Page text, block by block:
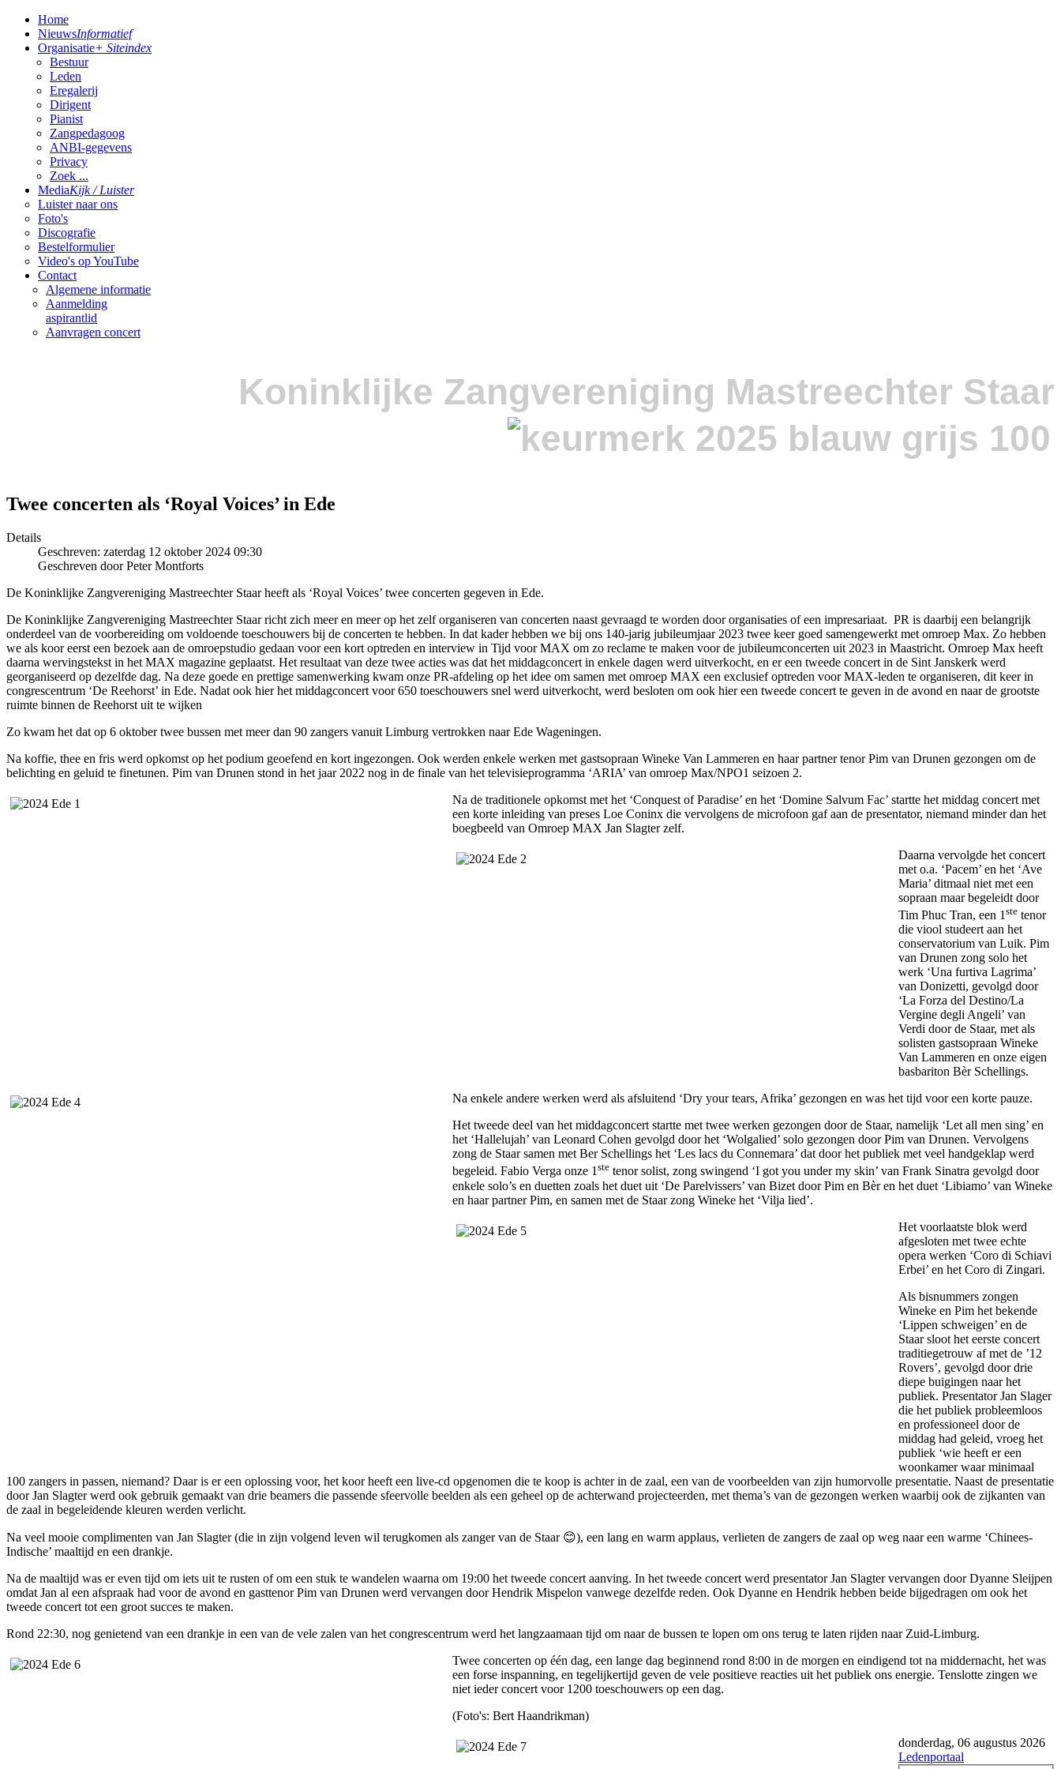
Home
NieuwsInformatief
Organisatie+ Siteindex
Bestuur
Leden
Eregalerij
Dirigent
Pianist
Zangpedagoog
ANBI-gegevens
Privacy
Zoek ...
MediaKijk / Luister
Luister naar ons
Foto's
Discografie
Bestelformulier
Video's op YouTube
Contact
Algemene informatie
Aanmelding
aspirantlid
Aanvragen concert
Koninklijke Zangvereniging Mastreechter Staar
Twee concerten als ‘Royal Voices’ in Ede
Details
Geschreven: zaterdag 12 oktober 2024 09:30
Geschreven door Peter Montforts
De Koninklijke Zangvereniging Mastreechter Staar heeft als ‘Royal Voices’ twee concerten gegeven in Ede.
De Koninklijke Zangvereniging Mastreechter Staar richt zich meer en meer op het zelf organiseren van concerten naast gevraagd te worden door organisaties of een impresariaat. PR is daarbij een belangrijk
onderdeel van de voorbereiding om voldoende toeschouwers bij de concerten te hebben. In dat kader hebben we bij ons 140-jarig jubileumjaar 2023 twee keer goed samengewerkt met omroep Max. Zo hebben
we als koor eerst een bezoek aan de omroepstudio gedaan voor een kort optreden en interview in Tijd voor MAX om zo reclame te maken voor de jubileumconcerten uit 2023 in Maastricht. Omroep Max heeft
daarna wervingstekst in het MAX magazine geplaatst. Het resultaat van deze twee acties was dat het middagconcert in enkele dagen werd uitverkocht, en er een tweede concert in de Sint Janskerk werd
georganiseerd op dezelfde dag. Na deze goede en prettige samenwerking kwam onze PR-afdeling op het idee om samen met omroep MAX een exclusief optreden voor MAX-leden te organiseren, dit keer in
congrescentrum ‘De Reehorst’ in Ede. Nadat ook hier het middagconcert voor 650 toeschouwers snel werd uitverkocht, werd besloten om ook hier een tweede concert te geven in de avond en naar de grootste
ruimte binnen de Reehorst uit te wijken
Zo kwam het dat op 6 oktober twee bussen met meer dan 90 zangers vanuit Limburg vertrokken naar Ede Wageningen.
Na koffie, thee en fris werd opkomst op het podium geoefend en kort ingezongen. Ook werden enkele werken met gastsopraan Wineke Van Lammeren en haar partner tenor Pim van Drunen gezongen om de
belichting en geluid te finetunen. Pim van Drunen stond in het jaar 2022 nog in de finale van het televisieprogramma ‘ARIA’ van omroep Max/NPO1 seizoen 2.
Na de traditionele opkomst met het ‘Conquest of Paradise’ en het ‘Domine Salvum Fac’ startte het middag concert met
een korte inleiding van preses Loe Coninx die vervolgens de microfoon gaf aan de presentator, niemand minder dan het
boegbeeld van Omroep MAX Jan Slagter zelf.
Daarna vervolgde het concert
met o.a. ‘Pacem’ en het ‘Ave
Maria’ ditmaal niet met een
sopraan maar begeleidt door
Tim Phuc Tran, een 1 ste tenor
die viool studeert aan het
conservatorium van Luik. Pim
van Drunen zong solo het
werk ‘Una furtiva Lagrima’
van Donizetti, gevolgd door
‘La Forza del Destino/La
Vergine degli Angeli’ van
Verdi door de Staar, met als
solisten gastsopraan Wineke
Van Lammeren en onze eigen
basbariton Bèr Schellings.
Na enkele andere werken werd als afsluitend ‘Dry your tears, Afrika’ gezongen en was het tijd voor een korte pauze.
Het tweede deel van het middagconcert startte met twee werken gezongen door de Staar, namelijk ‘Let all men sing’ en
het ‘Hallelujah’ van Leonard Cohen gevolgd door het ‘Wolgalied’ solo gezongen door Pim van Drunen. Vervolgens
zong de Staar samen met Ber Schellings het ‘Les lacs du Connemara’ dat door het publiek met veel handgeklap werd
begeleid. Fabio Verga onze 1ste tenor solist, zong swingend ‘I got you under my skin’ van Frank Sinatra gevolgd door
enkele solo’s en duetten zoals het duet uit ‘De Parelvissers’ van Bizet door Pim en Bèr en het duet ‘Libiamo’ van Wineke
en haar partner Pim, en samen met de Staar zong Wineke het ‘Vilja lied’.
Het voorlaatste blok werd
afgesloten met twee echte
opera werken ‘Coro di Schiavi
Erbei’ en het Coro di Zingari.
Als bisnummers zongen
Wineke en Pim het bekende
‘Lippen schweigen’ en de
Staar sloot het eerste concert
traditiegetrouw af met de ’12
Rovers’, gevolgd door drie
diepe buigingen naar het
publiek. Presentator Jan Slager
die het publiek probleemloos
en professioneel door de
middag had geleid, vroeg het
publiek ‘wie heeft er een
woonkamer waar minimaal
100 zangers in passen, niemand? Daar is er een oplossing voor, het koor heeft een live-cd opgenomen die te koop is achter in de zaal, een van de voorbeelden van zijn humorvolle presentatie. Naast de presentatie
door Jan Slagter werd ook gebruik gemaakt van drie beamers die passende sfeervolle beelden als een geheel op de achterwand projecteerden, met thema’s van de gezongen werken waarbij ook de zijkanten van
de zaal in begeleidende kleuren werden verlicht.
Na veel mooie complimenten van Jan Slagter (die in zijn volgend leven wil terugkomen als zanger van de Staar 😊), een lang en warm applaus, verlieten de zangers de zaal op weg naar een warme ‘Chinees-
Indische’ maaltijd en een drankje.
Na de maaltijd was er even tijd om iets uit te rusten of om een stuk te wandelen waarna om 19:00 het tweede concert aanving. In het tweede concert werd presentator Jan Slagter vervangen door Dyanne Sleijpen
omdat Jan al een afspraak had voor de avond en gasttenor Pim van Drunen werd vervangen door Hendrik Mispelon vanwege dezelfde reden. Ook Dyanne en Hendrik hebben beide bijgedragen om ook het
tweede concert tot een groot succes te maken.
Rond 22:30, nog genietend van een drankje in een van de vele zalen van het congrescentrum werd het langzaamaan tijd om naar de bussen te lopen om ons terug te laten rijden naar Zuid-Limburg.
Twee concerten op één dag, een lange dag beginnend rond 8:00 in de morgen en eindigend tot na middernacht, het was
een forse inspanning, en tegelijkertijd geven de vele positieve reacties uit het publiek ons energie. Tenslotte zingen we
niet ieder concert voor 1200 toeschouwers op een dag.
(Foto's: Bert Haandrikman)
donderdag, 06 augustus 2026
Ledenportaal